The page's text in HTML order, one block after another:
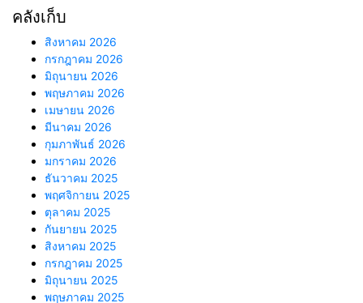
คลังเก็บ
สิงหาคม 2026
กรกฎาคม 2026
มิถุนายน 2026
พฤษภาคม 2026
เมษายน 2026
มีนาคม 2026
กุมภาพันธ์ 2026
มกราคม 2026
ธันวาคม 2025
พฤศจิกายน 2025
ตุลาคม 2025
กันยายน 2025
สิงหาคม 2025
กรกฎาคม 2025
มิถุนายน 2025
พฤษภาคม 2025